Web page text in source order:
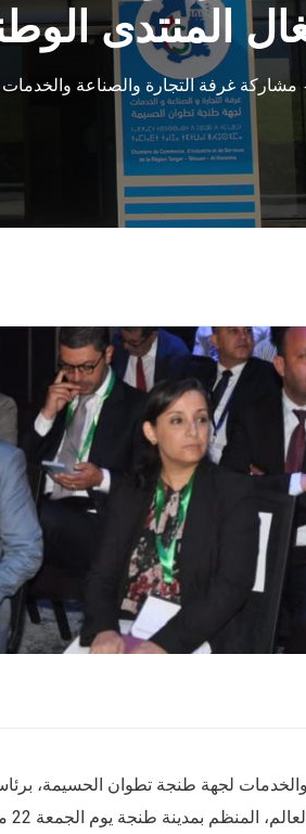
المنتدى
مشاركة غرفة التجارة والصناعة
لجهة طنجة تطوان الحسيمة،